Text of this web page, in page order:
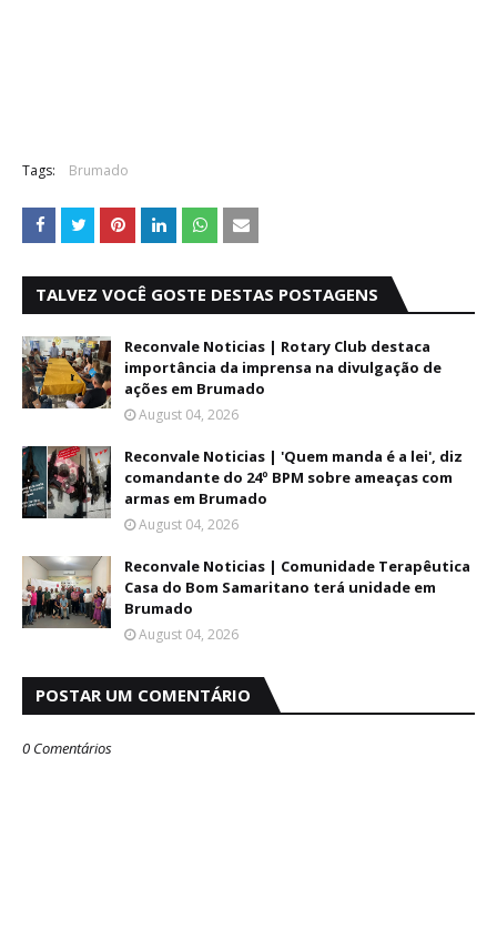
Tags: Brumado
TALVEZ VOCÊ GOSTE DESTAS POSTAGENS
Reconvale Noticias | Rotary Club destaca
importância da imprensa na divulgação de
ações em Brumado
August 04, 2026
Reconvale Noticias | 'Quem manda é a lei', diz
comandante do 24º BPM sobre ameaças com
armas em Brumado
August 04, 2026
Reconvale Noticias | Comunidade Terapêutica
Casa do Bom Samaritano terá unidade em
Brumado
August 04, 2026
POSTAR UM COMENTÁRIO
0 Comentários